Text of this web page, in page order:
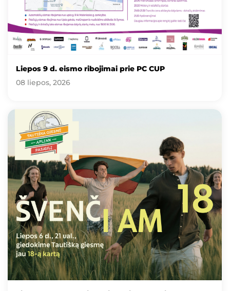
Liepos 9 d. eismo ribojimai prie PC CUP
08 liepos, 2026